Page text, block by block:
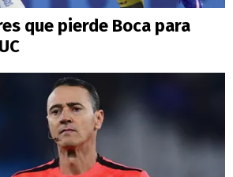
que pierde Boca para